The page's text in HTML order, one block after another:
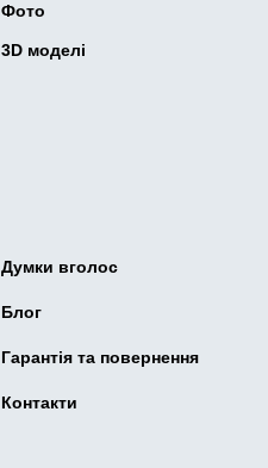
Думки вголос
Блог
Гарантія та повернення
Контакти
Фото
3D моделі